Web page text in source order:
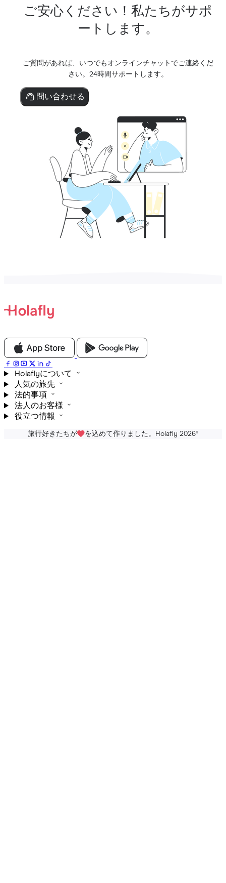
ご安心ください！私たちがサポ
ートします。
ご質問があれば、いつでもオンラインチャットでご連絡くだ
さい。24時間サポートします。
問い合わせる
Holaflyについて
人気の旅先
法的事項
法人のお客様
役立つ情報
旅行好きたちが を込めて作りました。Holafly 2026®